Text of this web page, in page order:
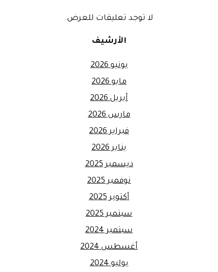
لا توجد تعليقات للعرض.
الأرشيف
يونيو 2026
مايو 2026
أبريل 2026
مارس 2026
فبراير 2026
يناير 2026
ديسمبر 2025
نوفمبر 2025
أكتوبر 2025
سبتمبر 2025
سبتمبر 2024
أغسطس 2024
يوليو 2024